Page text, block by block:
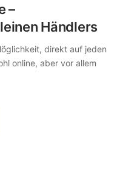
–
Händlers
direkt auf jeden
online, aber vor allem